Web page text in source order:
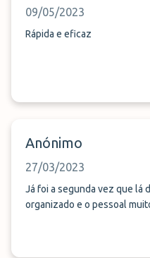
09/05/2023
Rápida e eficaz
Anónimo
27/03/2023
Já foi a segunda vez que lá
organizado e o pessoal